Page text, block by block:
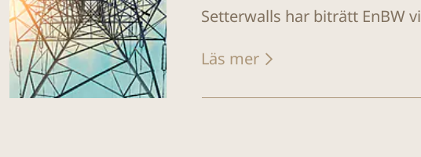
Setterwalls har biträtt EnBW
Läs mer